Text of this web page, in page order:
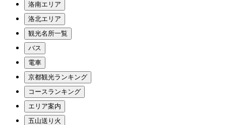
洛南エリア
洛北エリア
観光名所一覧
バス
電車
京都観光ランキング
コースランキング
エリア案内
五山送り火